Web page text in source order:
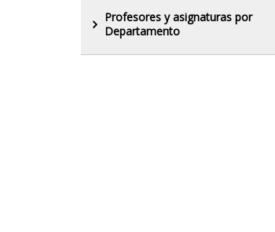
Profesores y asignaturas por
Departamento